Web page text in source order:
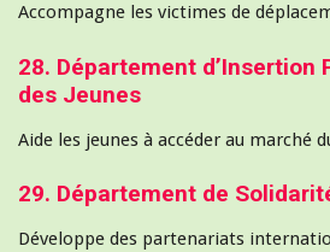
Accompagne les victimes de
28. Département d’Insertion
des Jeunes
Aide les jeunes à accéder au marché
29. Département de
Développe des partenariats